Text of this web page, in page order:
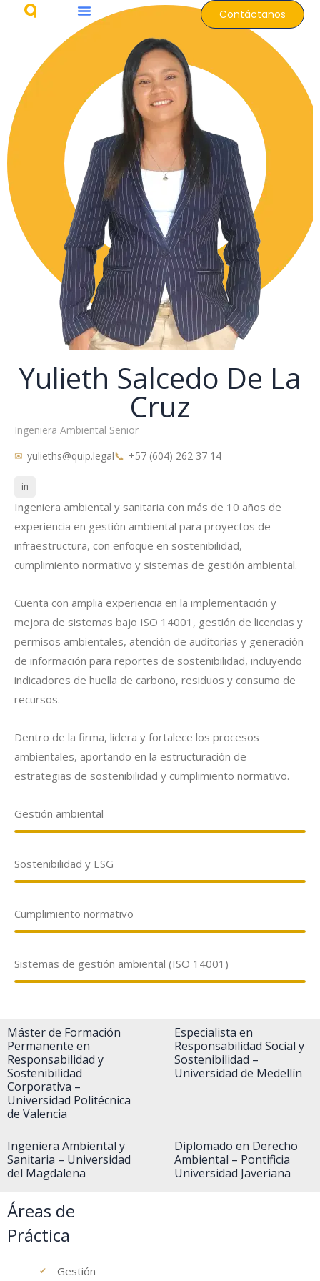
Contáctanos
Yulieth Salcedo De La
Cruz
Ingeniera Ambiental Senior
yulieths@quip.legal
+57 (604) 262 37 14
in
Ingeniera ambiental y sanitaria con más de 10 años de
experiencia en gestión ambiental para proyectos de
infraestructura, con enfoque en sostenibilidad,
cumplimiento normativo y sistemas de gestión ambiental.
Cuenta con amplia experiencia en la implementación y
mejora de sistemas bajo ISO 14001, gestión de licencias y
permisos ambientales, atención de auditorías y generación
de información para reportes de sostenibilidad, incluyendo
indicadores de huella de carbono, residuos y consumo de
recursos.
Dentro de la firma, lidera y fortalece los procesos
ambientales, aportando en la estructuración de
estrategias de sostenibilidad y cumplimiento normativo.
Gestión ambiental
Sostenibilidad y ESG
Cumplimiento normativo
Sistemas de gestión ambiental (ISO 14001)
Máster de Formación
Permanente en
Responsabilidad y
Sostenibilidad
Corporativa –
Universidad Politécnica
de Valencia
Especialista en
Responsabilidad Social y
Sostenibilidad –
Universidad de Medellín
Ingeniera Ambiental y
Sanitaria – Universidad
del Magdalena
Diplomado en Derecho
Ambiental – Pontificia
Universidad Javeriana
Áreas de
Práctica
Gestión